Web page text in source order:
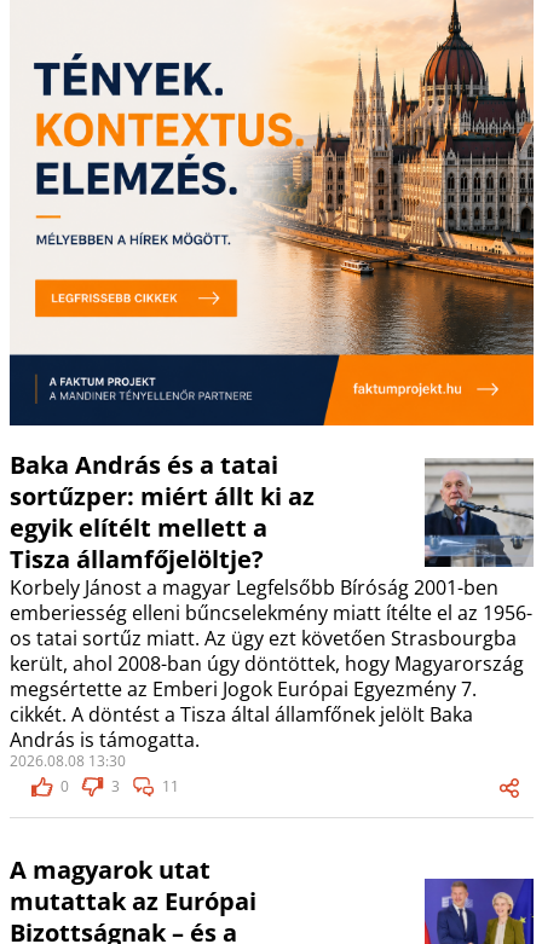
Baka András és a tatai
sortűzper: miért állt ki az
egyik elítélt mellett a
Tisza államfőjelöltje?
Korbely Jánost a magyar Legfelsőbb Bíróság 2001-ben
emberiesség elleni bűncselekmény miatt ítélte el az 1956-
os tatai sortűz miatt. Az ügy ezt követően Strasbourgba
került, ahol 2008-ban úgy döntöttek, hogy Magyarország
megsértette az Emberi Jogok Európai Egyezmény 7.
cikkét. A döntést a Tisza által államfőnek jelölt Baka
András is támogatta.
2026.08.08 13:30
0
3 11
A magyarok utat
mutattak az Európai
Bizottságnak – és a